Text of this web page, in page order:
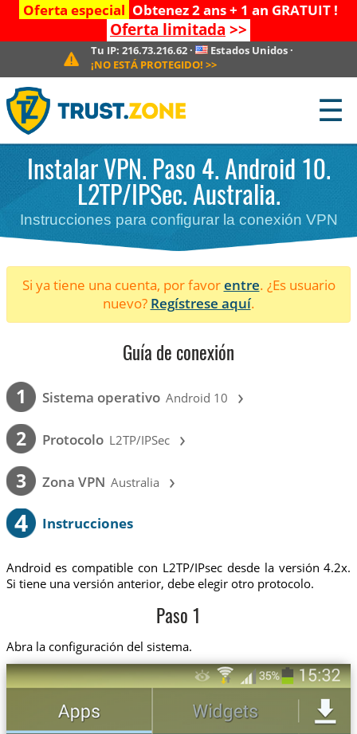
Oferta especial Obtenez 2 ans + 1 an GRATUIT !
Oferta limitada >>
Tu IP:216.73.216.62 · Estados Unidos·
¡NO ESTÁ PROTEGIDO! >>
☰
Instalar VPN. Paso 4. Android 10.
L2TP/IPSec. Australia.
Instrucciones para configurar la conexión VPN
Si ya tiene una cuenta, por favorentre. ¿Es usuario
nuevo? Regístrese aquí.
Guía de conexión
1 Sistema operativo Android 10 ›
2 Protocolo L2TP/IPSec ›
3 Zona VPN Australia ›
4 Instrucciones
Android es compatible con L2TP/IPsec desde la versión 4.2x.
Si tiene una versión anterior, debe elegir otro protocolo.
Paso 1
Abra la configuración del sistema.